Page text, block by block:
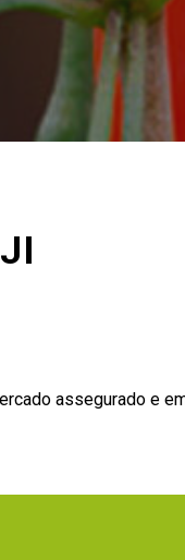
assegurado e